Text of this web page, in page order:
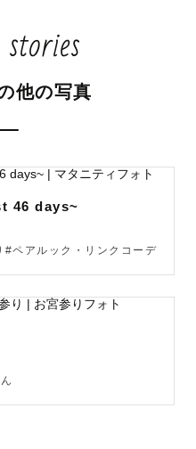
思って写真を撮っており
保育士に向いてる」と
　』
他の写真
46 days~
ペアルック・リンクコーデ